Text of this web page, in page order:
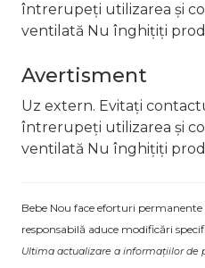
întrerupeți utilizarea și
ventilată Nu înghițiți
Avertisment
Uz extern. Evitați
întrerupeți utilizarea și
ventilată Nu înghițiți
Bebe Nou face eforturi
responsabilă aduce modificări
Ultima actualizare a informațiilor de